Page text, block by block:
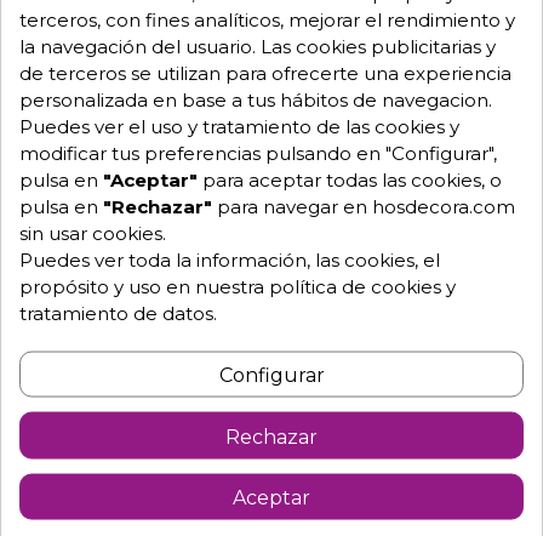
Envío GRATUITO a partir de 500 € (IVA excl.)
Equipo de expertos a tu servicio.
Garantía mínima de 1 año.
Pago 100% seguro.
Consulta tus dudas con nosotros.
976 25 59 91
info@hosdecora.com
Hablemos
Pide tu presupuesto
terceros, con fines analíticos, mejorar el rendimiento y
la navegación del usuario. Las cookies publicitarias y
de terceros se utilizan para ofrecerte una experiencia
personalizada en base a tus hábitos de navegacion.
Puedes ver el uso y tratamiento de las cookies y
modificar tus preferencias pulsando en "Configurar",
pulsa en "Aceptar" para aceptar todas las cookies, o
pulsa en "Rechazar" para navegar en hosdecora.com
sin usar cookies.
Puedes ver toda la información, las cookies, el
propósito y uso en nuestra política de cookies y
tratamiento de datos.
Configurar
Rechazar
Aceptar